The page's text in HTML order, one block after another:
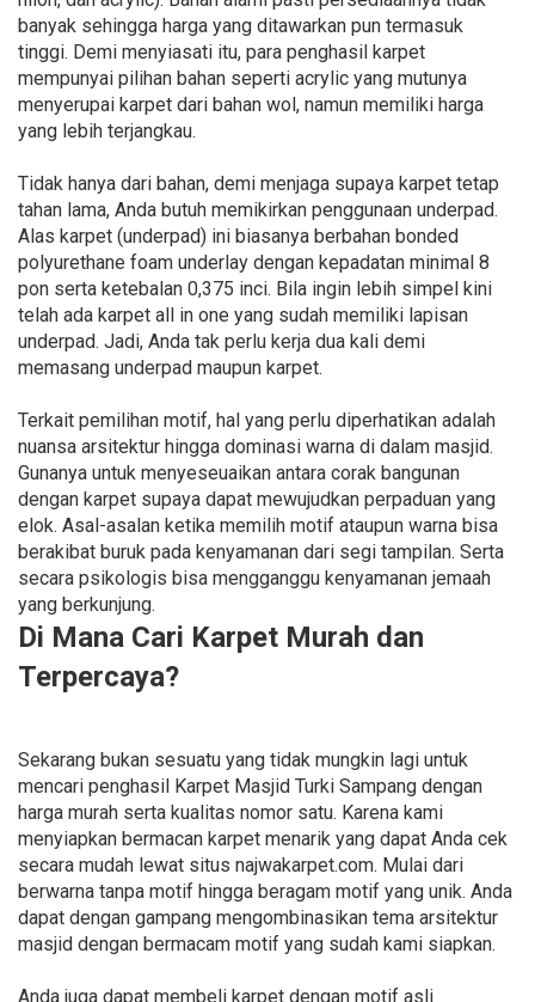
banyak sehingga harga yang ditawarkan pun termasuk
tinggi. Demi menyiasati itu, para penghasil karpet
mempunyai pilihan bahan seperti acrylic yang mutunya
menyerupai karpet dari bahan wol, namun memiliki harga
yang lebih terjangkau.
Tidak hanya dari bahan, demi menjaga supaya karpet tetap
tahan lama, Anda butuh memikirkan penggunaan underpad.
Alas karpet (underpad) ini biasanya berbahan bonded
polyurethane foam underlay dengan kepadatan minimal 8
pon serta ketebalan 0,375 inci. Bila ingin lebih simpel kini
telah ada karpet all in one yang sudah memiliki lapisan
underpad. Jadi, Anda tak perlu kerja dua kali demi
memasang underpad maupun karpet.
Terkait pemilihan motif, hal yang perlu diperhatikan adalah
nuansa arsitektur hingga dominasi warna di dalam masjid.
Gunanya untuk menyeseuaikan antara corak bangunan
dengan karpet supaya dapat mewujudkan perpaduan yang
elok. Asal-asalan ketika memilih motif ataupun warna bisa
berakibat buruk pada kenyamanan dari segi tampilan. Serta
secara psikologis bisa mengganggu kenyamanan jemaah
yang berkunjung.
Di Mana Cari Karpet Murah dan
Terpercaya?
Sekarang bukan sesuatu yang tidak mungkin lagi untuk
mencari penghasil Karpet Masjid Turki Sampang dengan
harga murah serta kualitas nomor satu. Karena kami
menyiapkan bermacan karpet menarik yang dapat Anda cek
secara mudah lewat situs najwakarpet.com. Mulai dari
berwarna tanpa motif hingga beragam motif yang unik. Anda
dapat dengan gampang mengombinasikan tema arsitektur
masjid dengan bermacam motif yang sudah kami siapkan.
Anda juga dapat membeli karpet dengan motif asli